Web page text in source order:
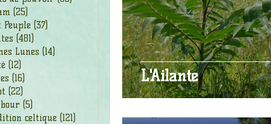
(25)
Peuple (37)
(481)
Lunes (14)
(12)
(16)
(22)
(5)
celtique (121)
L'Ailante